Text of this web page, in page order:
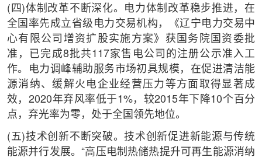
(四)体制改革不断深化。电力体制改革稳步推进，在
全国率先成立省级电力交易机构，《辽宁电力交易中
心有限公司增资扩股实施方案》获国务院国资委批
准，已完成8批共117家售电公司的注册公示准入工
作。电力调峰辅助服务市场初具规模，在促进清洁能
源消纳、缓解火电企业经营压力等方面取得显著成
效，2020年弃风率低于1%，较2015年下降10个百分
点，弃光率为零，处于全国领先地位。
(五)技术创新不断突破。技术创新促进新能源与传统
能源并行发展。“高压电制热储热提升可再生能源消纳